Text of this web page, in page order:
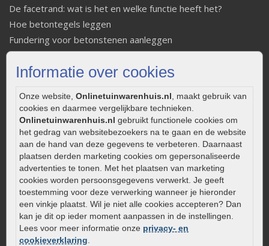
Informatie over cookies
Onze website, Onlinetuinwarenhuis.nl , maakt gebruik van
cookies en daarmee vergelijkbare technieken.
Onlinetuinwarenhuis.nl gebruikt functionele cookies om
het gedrag van websitebezoekers na te gaan en de website
aan de hand van deze gegevens te verbeteren. Daarnaast
plaatsen derden marketing cookies om gepersonaliseerde
advertenties te tonen. Met het plaatsen van marketing
cookies worden persoonsgegevens verwerkt. Je geeft
toestemming voor deze verwerking wanneer je hieronder
een vinkje plaatst. Wil je niet alle cookies accepteren? Dan
kan je dit op ieder moment aanpassen in de instellingen.
Lees voor meer informatie onze privacy- en
cookieverklaring
De facetrand: wat is het en welke functie heeft het?
Hoe betontegels leggen
Fundering voor betonstenen aanleggen
Welke tuinstijl past bij mij
Strakke tuin inrichten
Onderhoud van gebakken bestrating
Aanlegtips voor gebakken bestrating
Zelf een terras aanleggen
Kleine stadstuin inrichten
0320 – 219170
Kaapstanderweg 41
8243 RB Lelystad
info@onlinetuinwarenhuis.nl
Routebeschrijving